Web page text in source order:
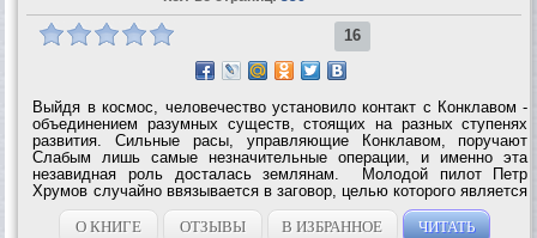
16
Выйдя в космос, человечество установило контакт с Конклавом -
объединением разумных существ, стоящих на разных ступенях
развития. Сильные расы, управляющие Конклавом, поручают
Слабым лишь самые незначительные операции, и именно эта
незавидная роль досталась землянам. Молодой пилот Петр
Хрумов случайно ввязывается в заговор, целью которого является
пересмотр условий взаимодействия в Конклаве. Расстановка сил
не в нашу пользу. ...
О КНИГЕ ОТЗЫВЫ В ИЗБРАННОЕ ЧИТАТЬ